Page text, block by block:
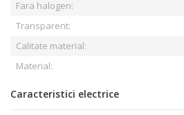
Fara halogen:
Transparent:
Calitate material:
Material:
Caracteristici electrice